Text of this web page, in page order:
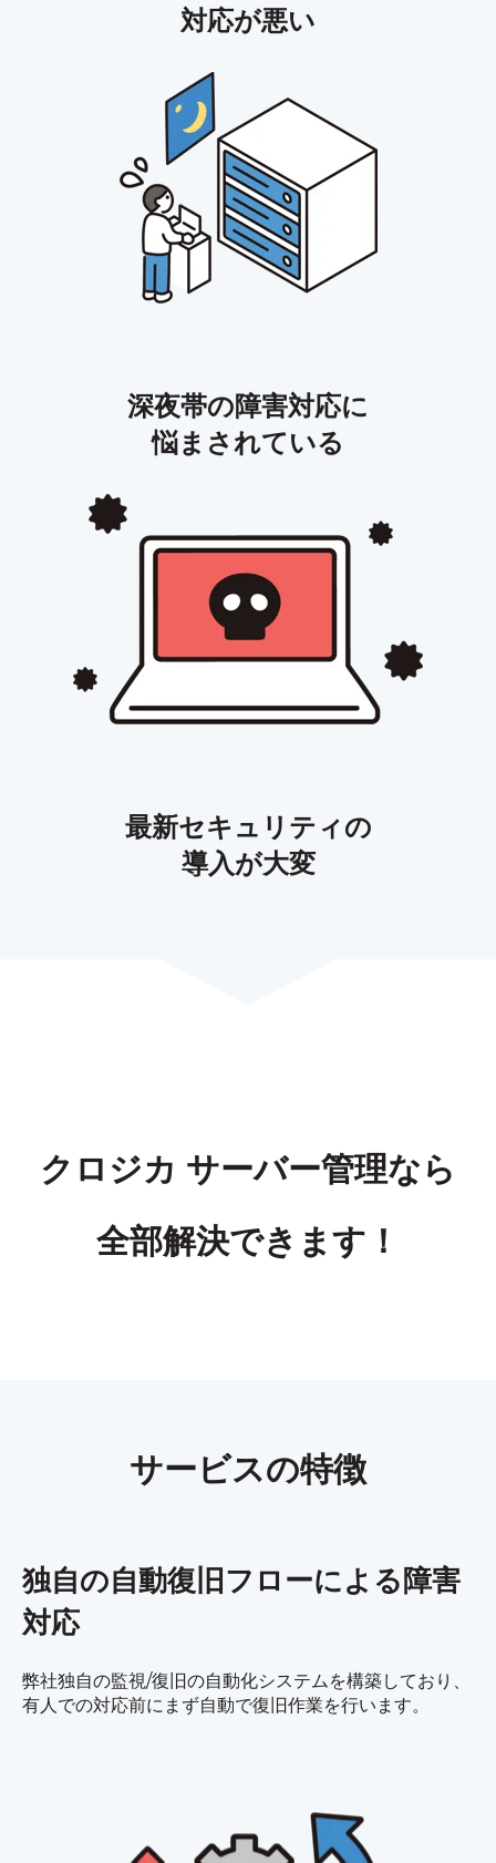
対応が悪い
深夜帯の障害対応に
悩まされている
最新セキュリティの
導入が大変
クロジカ サーバー管理なら
全部解決できます！
サービスの特徴
独自の自動復旧フローによる 障害
対応
弊社独自の監視/復旧の自動化システムを構築しており、
有人での対応前にまず自動で復旧作業を行います。